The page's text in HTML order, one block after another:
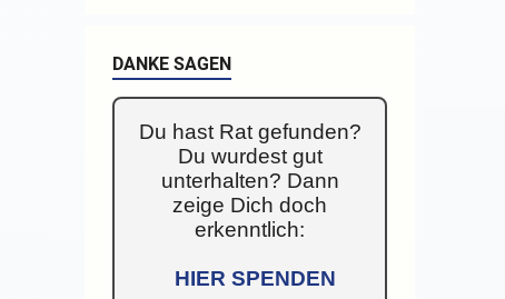
DANKE SAGEN
Du hast Rat gefunden?
Du wurdest gut
unterhalten? Dann
zeige Dich doch
erkenntlich:
HIER SPENDEN